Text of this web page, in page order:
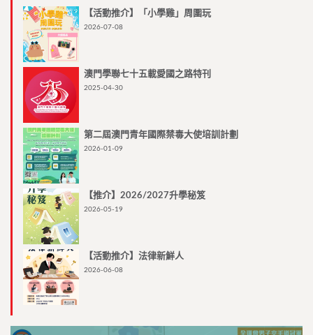
【活動推介】「小學雞」周圍玩
2026-07-08
澳門學聯七十五載愛國之路特刊
2025-04-30
第二屆澳門青年國際禁毒大使培訓計劃
2026-01-09
【推介】2026/2027升學秘笈
2026-05-19
【活動推介】法律新鮮人
2026-06-08